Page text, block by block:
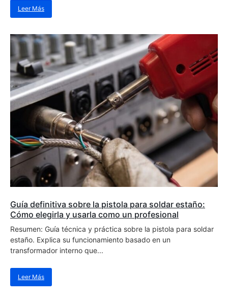
Leer Más
Guía definitiva sobre la pistola para soldar estaño:
Cómo elegirla y usarla como un profesional
Resumen: Guía técnica y práctica sobre la pistola para soldar
estaño. Explica su funcionamiento basado en un
transformador interno que...
Leer Más